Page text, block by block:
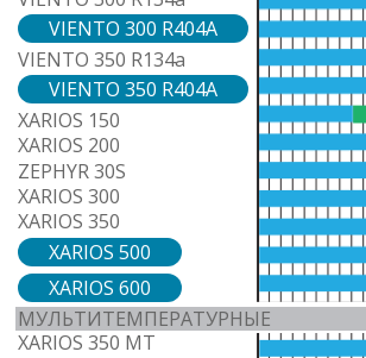
VIENTO 300 R404A
VIENTO 350 R134a
VIENTO 350 R404A
XARIOS 150
XARIOS 200
ZEPHYR 30S
XARIOS 300
XARIOS 350
XARIOS 500
XARIOS 600
МУЛЬТИТЕМПЕРАТУРНЫЕ
XARIOS 350 MT